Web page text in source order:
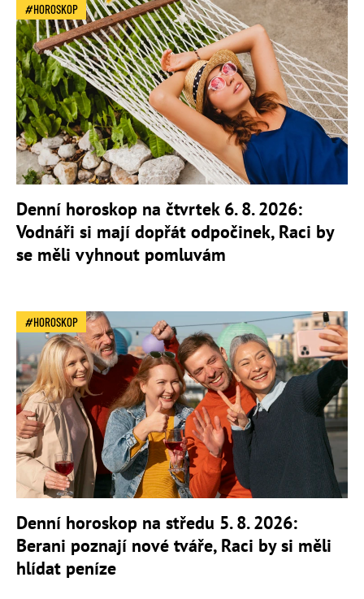
HOROSKOP
Denní horoskop na čtvrtek 6. 8. 2026:
Vodnáři si mají dopřát odpočinek, Raci by
se měli vyhnout pomluvám
HOROSKOP
Denní horoskop na středu 5. 8. 2026:
Berani poznají nové tváře, Raci by si měli
hlídat peníze